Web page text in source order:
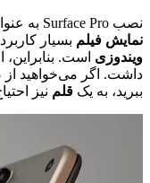
نصب Surface Pro به عنوان یک
نمایش فیلم بسیار
ویندوزی است. بنابراین،
داشت. اگر می‌خواهید
ببرید، به یک قلم نیز